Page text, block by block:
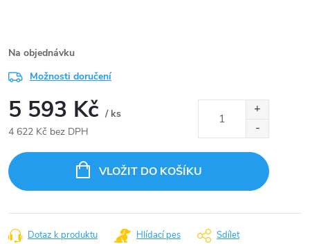
Na objednávku
Možnosti doručení
5 593 Kč / ks
4 622 Kč bez DPH
cena:
VLOŽIT DO KOŠÍKU
Dotaz k produktu Hlídací pes Sdílet